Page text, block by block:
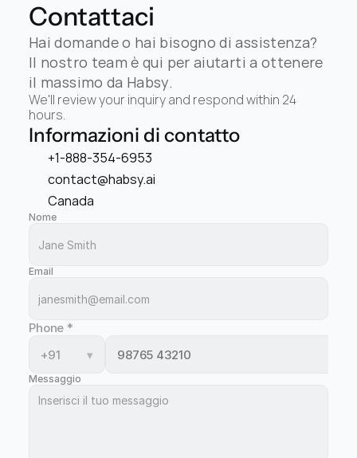
Contattaci
Hai domande o hai bisogno di assistenza?
Il nostro team è qui per aiutarti a ottenere
il massimo da Habsy.
We'll review your inquiry and respond within 24
hours.
Informazioni di contatto
+1-888-354-6953
contact@habsy.ai
Canada
Nome
Email
Phone *
+91
▾
Messaggio